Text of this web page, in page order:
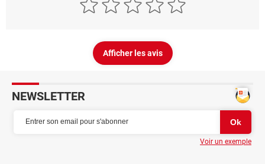
Afficher les avis
NEWSLETTER
Voir un exemple